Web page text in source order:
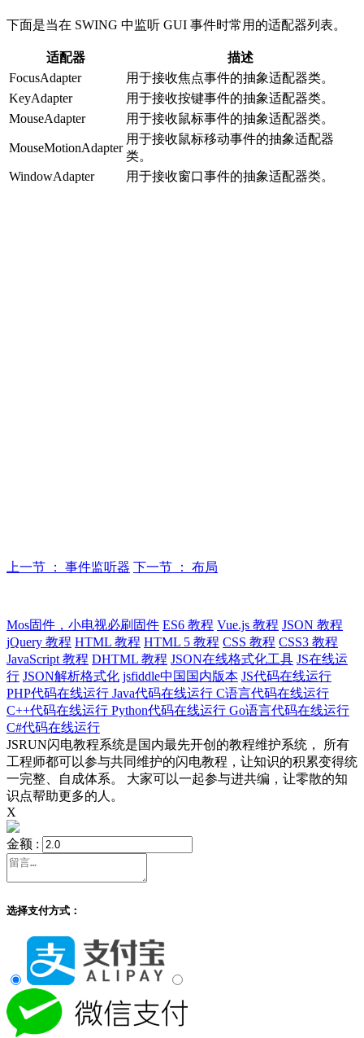
下面是当在 SWING 中监听 GUI 事件时常用的适配器列表。
适配器
描述
FocusAdapter
用于接收焦点事件的抽象适配器类。
KeyAdapter
用于接收按键事件的抽象适配器类。
MouseAdapter
用于接收鼠标事件的抽象适配器类。
MouseMotionAdapter
用于接收鼠标移动事件的抽象适配器
类。
WindowAdapter
用于接收窗口事件的抽象适配器类。
上一节 ： 事件监听器 下一节 ： 布局
Mos固件，小电视必刷固件 ES6 教程 Vue.js 教程 JSON 教程
jQuery 教程 HTML 教程 HTML 5 教程 CSS 教程 CSS3 教程
JavaScript 教程 DHTML 教程 JSON在线格式化工具 JS在线运
行 JSON解析格式化 jsfiddle中国国内版本 JS代码在线运行
PHP代码在线运行 Java代码在线运行 C语言代码在线运行
C++代码在线运行 Python代码在线运行 Go语言代码在线运行
C#代码在线运行
JSRUN闪电教程系统是国内最先开创的教程维护系统， 所有
工程师都可以参与共同维护的闪电教程，让知识的积累变得统
一完整、自成体系。 大家可以一起参与进共编，让零散的知
识点帮助更多的人。
X
金额 :
选择支付方式：